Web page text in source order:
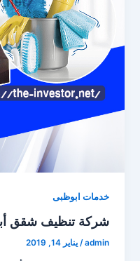
خدمات ابوظبى
شركة تنظيف شقق أبو ظبي
admin
/يناير 14, 2019